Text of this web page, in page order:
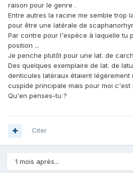
raison pour le genre .
Entre autres la racine me semble trop
pour être une latérale de
Par contre pour l'espèce à laquelle tu
position ...
Je penche plutôt pour une lat. de
Des quelques exemplaire de lat. de
denticules latéraux étaient légèrement
cuspide principale mais pour moi c'est
Qu'en penses-tu ?
Citer
1 mois après...